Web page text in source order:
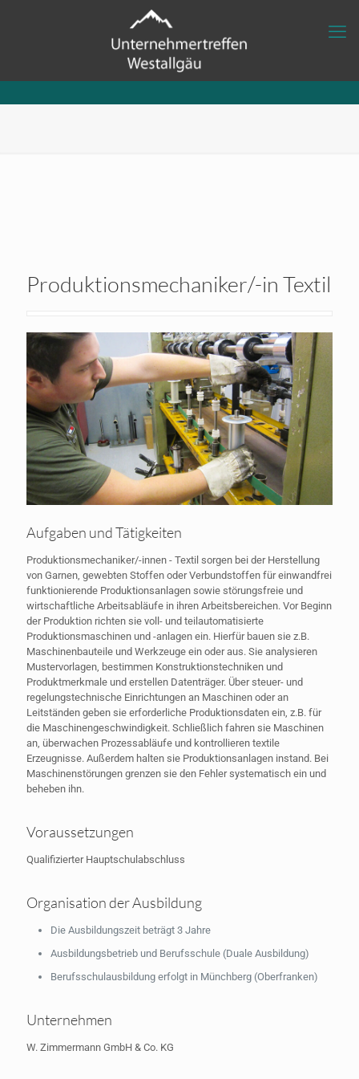
Produktionsmechaniker/-in Textil
Aufgaben und Tätigkeiten
Produktionsmechaniker/-innen - Textil sorgen bei der Herstellung
von Garnen, gewebten Stoffen oder Verbundstoffen für einwandfrei
funktionierende Produktionsanlagen sowie störungsfreie und
wirtschaftliche Arbeitsabläufe in ihren Arbeitsbereichen. Vor Beginn
der Produktion richten sie voll- und teilautomatisierte
Produktionsmaschinen und -anlagen ein. Hierfür bauen sie z.B.
Maschinenbauteile und Werkzeuge ein oder aus. Sie analysieren
Mustervorlagen, bestimmen Konstruktionstechniken und
Produktmerkmale und erstellen Datenträger. Über steuer- und
regelungstechnische Einrichtungen an Maschinen oder an
Leitständen geben sie erforderliche Produktionsdaten ein, z.B. für
die Maschinengeschwindigkeit. Schließlich fahren sie Maschinen
an, überwachen Prozessabläufe und kontrollieren textile
Erzeugnisse. Außerdem halten sie Produktionsanlagen instand. Bei
Maschinenstörungen grenzen sie den Fehler systematisch ein und
beheben ihn.
Voraussetzungen
Qualifizierter Hauptschulabschluss
Organisation der Ausbildung
Die Ausbildungszeit beträgt 3 Jahre
Ausbildungsbetrieb und Berufsschule (Duale Ausbildung)
Berufsschulausbildung erfolgt in Münchberg (Oberfranken)
Unternehmen
W. Zimmermann GmbH & Co. KG